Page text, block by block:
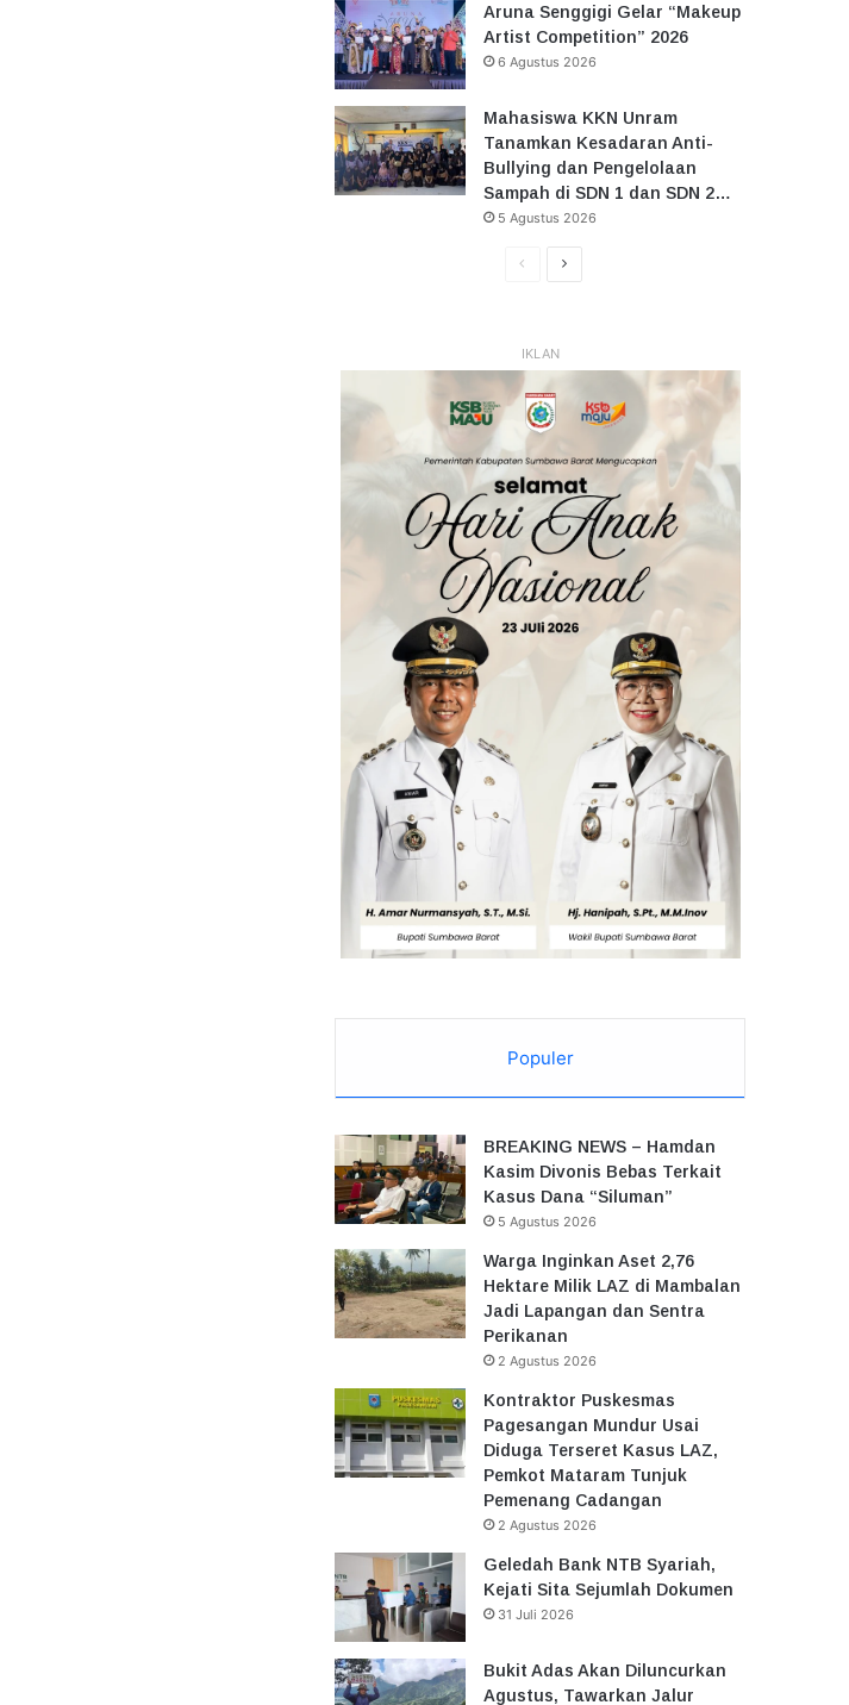
Aruna Senggigi Gelar “Makeup
Artist Competition” 2026
6 Agustus 2026
Mahasiswa KKN Unram
Tanamkan Kesadaran Anti-
Bullying dan Pengelolaan
Sampah di SDN 1 dan SDN 2…
5 Agustus 2026
HalamanHalaman
IKLAN
Populer
BREAKING NEWS – Hamdan
Kasim Divonis Bebas Terkait
Kasus Dana “Siluman”
5 Agustus 2026
Warga Inginkan Aset 2,76
Hektare Milik LAZ di Mambalan
Jadi Lapangan dan Sentra
Perikanan
2 Agustus 2026
Kontraktor Puskesmas
Pagesangan Mundur Usai
Diduga Terseret Kasus LAZ,
Pemkot Mataram Tunjuk
Pemenang Cadangan
2 Agustus 2026
Geledah Bank NTB Syariah,
Kejati Sita Sejumlah Dokumen
31 Juli 2026
Bukit Adas Akan Diluncurkan
Agustus, Tawarkan Jalur